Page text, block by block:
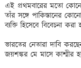
এই প্রথমবারের মতো কোনো
তাঁর সঙ্গে পাকিস্তানের
ব্যক্তি হিসেবে বিবেচনা করা
ভারতের নেতারা দাবি
জয়শঙ্কর মে মাসে কাশ্মীর